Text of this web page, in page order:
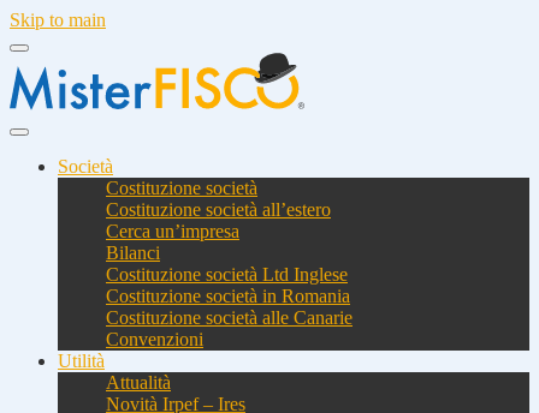
Skip to main
Società
Costituzione società
Costituzione società all’estero
Cerca un’impresa
Bilanci
Costituzione società Ltd Inglese
Costituzione società in Romania
Costituzione società alle Canarie
Convenzioni
Utilità
Attualità
Novità Irpef – Ires